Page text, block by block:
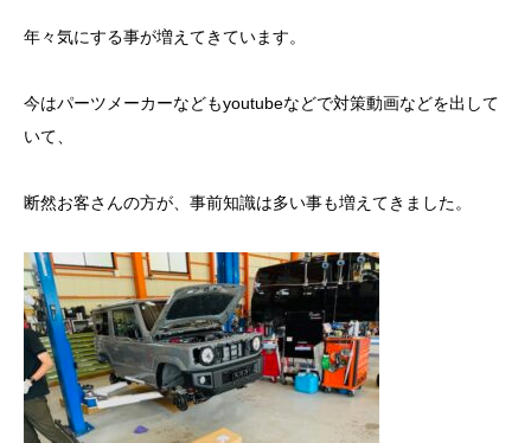
年々気にする事が増えてきています。
今はパーツメーカーなどもyoutubeなどで対策動画などを出して
いて、
断然お客さんの方が、事前知識は多い事も増えてきました。